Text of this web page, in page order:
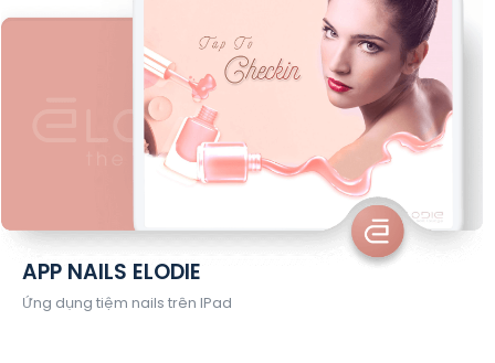
APP NAILS ELODIE
Ứng dụng tiệm nails trên IPad